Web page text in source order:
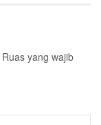
Ruas yang wajib